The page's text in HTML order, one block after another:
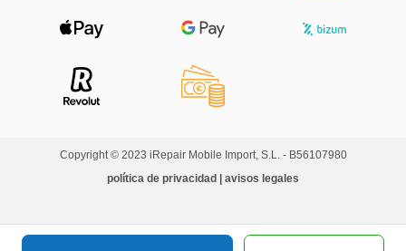
Copyright © 2023 iRepair Mobile Import, S.L. - B56107980
política de privacidad | avisos legales